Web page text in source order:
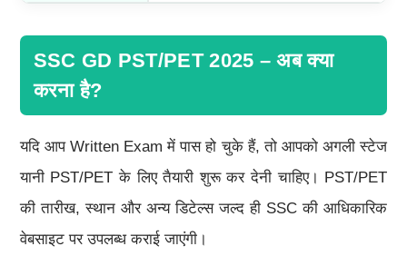
SSC GD PST/PET 2025 – अब क्या
करना है?
यदि आप Written Exam में पास हो चुके हैं, तो आपको अगली स्टेज
यानी PST/PET के लिए तैयारी शुरू कर देनी चाहिए। PST/PET
की तारीख, स्थान और अन्य डिटेल्स जल्द ही SSC की आधिकारिक
वेबसाइट पर उपलब्ध कराई जाएंगी।